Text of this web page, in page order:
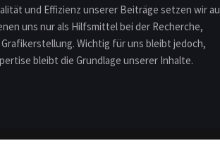
und Effizienz unserer Beiträge setzen wir
uns nur als Hilfsmittel bei der Recherche,
Wichtig für uns bleibt jedoch,
bleibt die Grundlage unserer Inhalte.